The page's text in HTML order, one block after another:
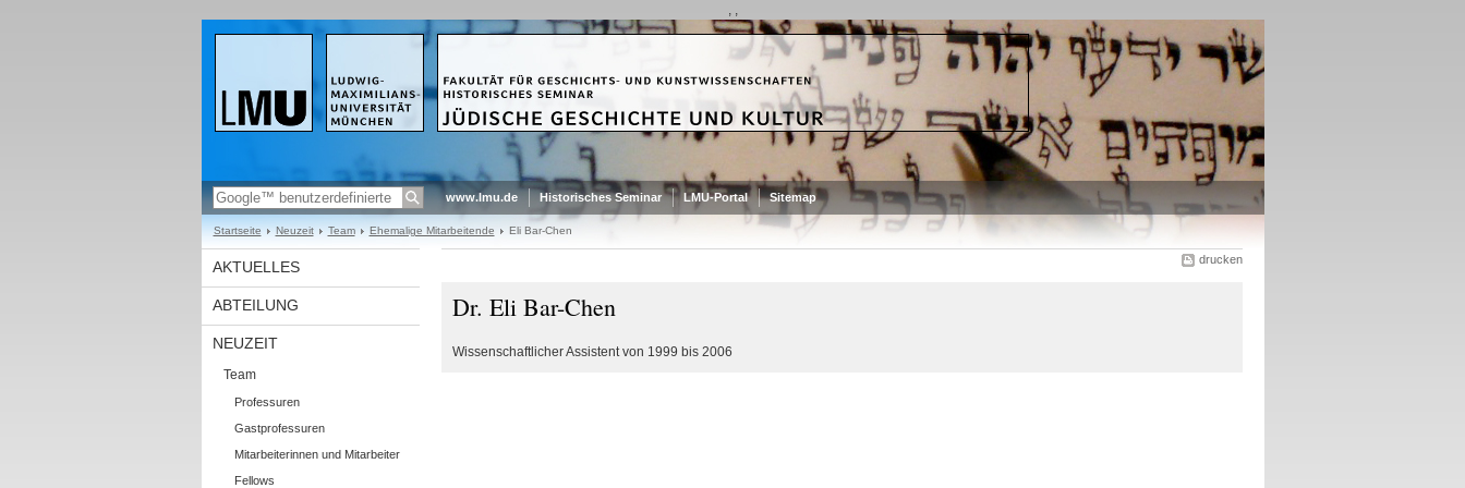
, ,
www.lmu.de Historisches Seminar LMU-Portal Sitemap
Startseite Neuzeit Team Ehemalige Mitarbeitende Eli Bar-Chen
AKTUELLES
ABTEILUNG
NEUZEIT
Team
Professuren
Gastprofessuren
Mitarbeiterinnen und Mitarbeiter
Fellows
drucken
Dr. Eli Bar-Chen
Wissenschaftlicher Assistent von 1999 bis 2006